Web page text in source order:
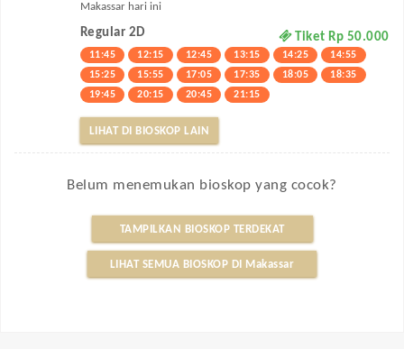
Makassar hari ini
Regular 2D Tiket Rp 50.000
11:45 12:15 12:45 13:15 14:25
14:55
15:25
15:55 17:05 17:35 18:05
18:35
19:45
20:15 20:45 21:15
LIHAT DI BIOSKOP LAIN
Belum menemukan bioskop yang cocok?
TAMPILKAN BIOSKOP TERDEKAT
LIHAT SEMUA BIOSKOP DI Makassar